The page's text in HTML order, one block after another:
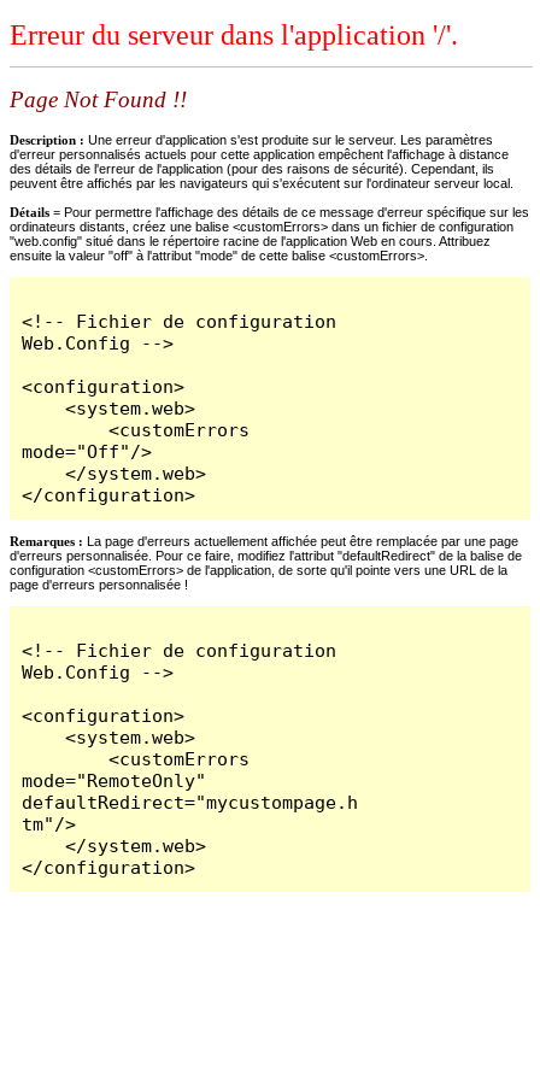
Erreur du serveur dans l'application '/'.
Page Not Found !!
Description : Une erreur d'application s'est produite sur le serveur. Les paramètres
d'erreur personnalisés actuels pour cette application empêchent l'affichage à distance
des détails de l'erreur de l'application (pour des raisons de sécurité). Cependant, ils
peuvent être affichés par les navigateurs qui s'exécutent sur l'ordinateur serveur local.
Détails = Pour permettre l'affichage des détails de ce message d'erreur spécifique sur les
ordinateurs distants, créez une balise <customErrors> dans un fichier de configuration
"web.config" situé dans le répertoire racine de l'application Web en cours. Attribuez
ensuite la valeur "off" à l'attribut "mode" de cette balise <customErrors>.
<!-- Fichier de configuration
Web.Config -->
<configuration>
    <system.web>
        <customErrors
mode="Off"/>
    </system.web>
</configuration>
Remarques : La page d'erreurs actuellement affichée peut être remplacée par une page
d'erreurs personnalisée. Pour ce faire, modifiez l'attribut "defaultRedirect" de la balise de
configuration <customErrors> de l'application, de sorte qu'il pointe vers une URL de la
page d'erreurs personnalisée !
<!-- Fichier de configuration
Web.Config -->
<configuration>
    <system.web>
        <customErrors
mode="RemoteOnly"
defaultRedirect="mycustompage.h
tm"/>
    </system.web>
</configuration>